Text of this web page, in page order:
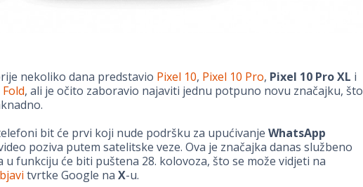
nekoliko dana predstavio Pixel 10, Pixel 10 Pro, Pixel 10 Pro XL i
, ali je očito zaboravio najaviti jednu potpuno novu značajku, što
bit će prvi koji nude podršku za upućivanje WhatsApp
poziva putem satelitske veze. Ova je značajka danas službeno
u funkciju će biti puštena 28. kolovoza, što se može vidjeti na
tvrtke Google na X-u.